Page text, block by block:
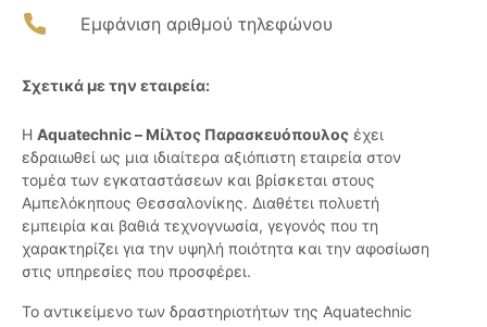
Εμφάνιση αριθμού τηλεφώνου
Σχετικά με την εταιρεία:
Η Aquatechnic – Μίλτος Παρασκευόπουλος έχει
εδραιωθεί ως μια ιδιαίτερα αξιόπιστη εταιρεία στον
τομέα των εγκαταστάσεων και βρίσκεται στους
Αμπελόκηπους Θεσσαλονίκης. Διαθέτει πολυετή
εμπειρία και βαθιά τεχνογνωσία, γεγονός που τη
χαρακτηρίζει για την υψηλή ποιότητα και την αφοσίωση
στις υπηρεσίες που προσφέρει.
Το αντικείμενο των δραστηριοτήτων της Aquatechnic